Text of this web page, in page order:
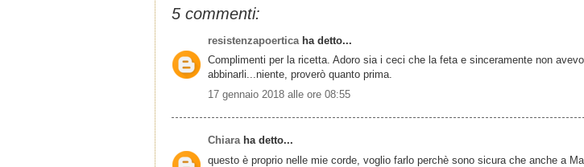
5 commenti:
resistenzapoertica ha detto...
Complimenti per la ricetta. Adoro sia i ceci che la feta e sinceramente non
abbinarli...niente, proverò quanto prima.
17 gennaio 2018 alle ore 08:55
Chiara ha detto...
questo è proprio nelle mie corde, voglio farlo perchè sono sicura che anche a